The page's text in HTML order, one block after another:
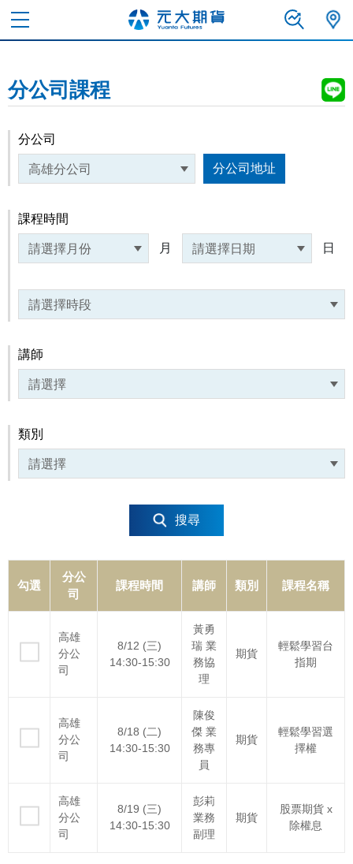
分公司課程
分公司
分公司地址
課程時間
月 日
講師
類別
搜尋
勾選
分公
司
課程時間 講師 類別 課程名稱
高雄
分公
司
8/12 (三)
14:30-15:30
黃勇
瑞 業
務協
理
期貨
輕鬆學習台
指期
高雄
分公
司
8/18 (二)
14:30-15:30
陳俊
傑 業
務專
員
期貨
輕鬆學習選
擇權
高雄
分公
司
8/19 (三)
14:30-15:30
彭莉
業務
副理
期貨
股票期貨 x
除權息